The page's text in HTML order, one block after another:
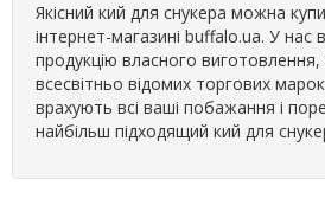
Якісний кий для снукера можна
інтернет-магазині buffalo.ua. У нас
продукцію власного виготовлення,
всесвітньо відомих торгових
врахують всі ваші побажання і
найбільш підходящий кий для